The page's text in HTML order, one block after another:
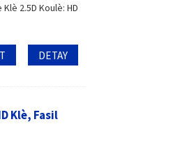
2.5D Koulè: HD
DETAY
Klè, Fasil